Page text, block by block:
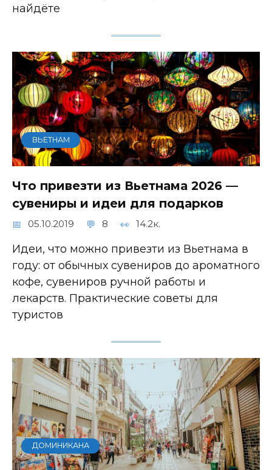
найдёте
ВЬЕТНАМ
Что привезти из Вьетнама 2026 —
сувениры и идеи для подарков
05.10.2019 8 14.2к.
Идеи, что можно привезти из Вьетнама в
году: от обычных сувениров до ароматного
кофе, сувениров ручной работы и
лекарств. Практические советы для
туристов
ДОМИНИКАНА